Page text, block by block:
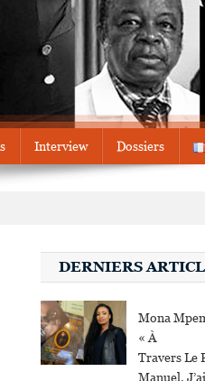
Interview Dossiers
DERNIERS
Mona
« À
Travers Le
Manuel, J’ai